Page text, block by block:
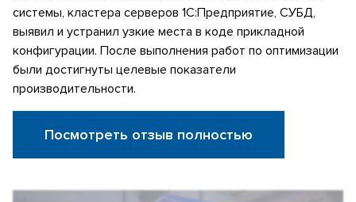
системы, кластера серверов 1С:Предприятие, СУБД,
выявил и устранил узкие места в коде прикладной
конфигурации. После выполнения работ по оптимизации
были достигнуты целевые показатели
производительности.
Посмотреть отзыв полностью